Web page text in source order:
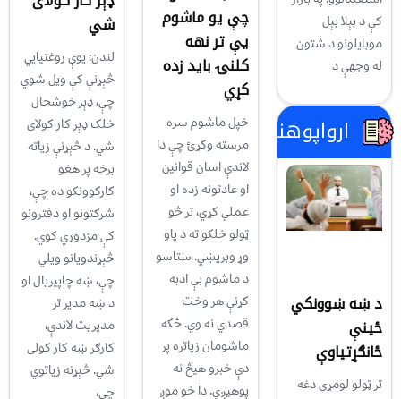
کې د بېلا بېل
موبايلونو د شتون
له وجهې د
ارواپوهنه
د ښه ښوونکي
ځینې
ځانګړتیاوې
تر ټولو لومړی دغه
چې يو ماشوم
يې تر نهه
کلنۍ بايد زده
کړي
خپل ماشوم سره
مرسته وکړئ چې دا
لاندې اسان قوانین
او عادتونه زده او
عملي کړي، تر څو
ټولو خلکو ته د پاو
وړ وبریښي. ستاسو
د ماشوم بې ادبه
کړنې هر وخت
قصدي نه وي. ځکه
ماشومان زیاتره پر
دې خبرو هیڅ نه
پوهیږي. دا خو موږ
شي
لندن: يوې روغتيايي
څېړنې کې ويل شوي
چې، ډېر خوشحال
خلک ډېر کار کولای
شي. د څېړنې زياته
برخه پر هغو
کارکوونکو ده چې،
شرکتونو او دفترونو
کې مزدوري کوي.
څېړندويانو ويلي
چې، ښه چاپيريال او
د ښه مدير تر
مديريت لاندې،
کارګر ښه کار کولی
شي. څېړنه زياتوي
چې،